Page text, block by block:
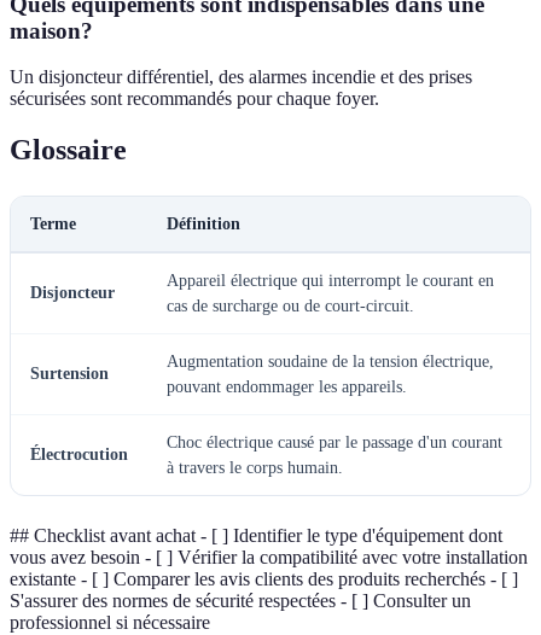
maison?
Un disjoncteur différentiel, des alarmes incendie et des prises
sécurisées sont recommandés pour chaque foyer.
Glossaire
Terme Définition
Disjoncteur
Appareil électrique qui interrompt le courant en
cas de surcharge ou de court-circuit.
Surtension
Augmentation soudaine de la tension électrique,
pouvant endommager les appareils.
Électrocution
Choc électrique causé par le passage d'un courant
à travers le corps humain.
## Checklist avant achat - [ ] Identifier le type d'équipement dont
vous avez besoin - [ ] Vérifier la compatibilité avec votre installation
existante - [ ] Comparer les avis clients des produits recherchés - [ ]
S'assurer des normes de sécurité respectées - [ ] Consulter un
professionnel si nécessaire